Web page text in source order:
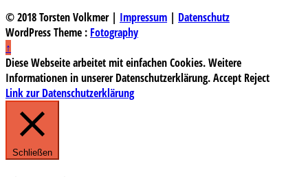
© 2018 Torsten Volkmer | Impressum | Datenschutz
WordPress Theme : Fotography
↑
Diese Webseite arbeitet mit einfachen Cookies. Weitere
Informationen in unserer Datenschutzerklärung.Accept Reject
Link zur Datenschutzerklärung
Schließen